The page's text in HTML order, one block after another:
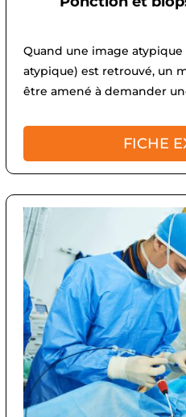
Quand une image
atypique) est retrouvé, un
être amené à demander
FICHE